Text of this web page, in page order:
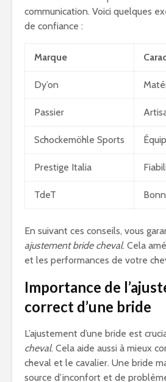
communication. Voici quelques
de confiance :
Marque
Dy’on
Passier
Schockemöhle Sports
Prestige Italia
TdeT
En suivant ces conseils, vous
ajustement bride cheval. Cela
et les performances de votre
Importance de
correct d’une bride
L’ajustement d’une bride est
cheval. Cela aide aussi à mieux
cheval et le cavalier. Une bride
source d’inconfort et de